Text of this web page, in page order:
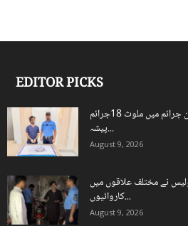
EDITOR PICKS
اسلام آباد (ٹی این ایس) سنگین جرائم میں ملوث 18جرائم
پیشہ...
August 9, 2026
نے مختلف علاقوں میں
کاروائیوں...
August 9, 2026